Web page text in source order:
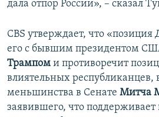
дала отпор России», – сказал
CBS утверждает, что «позиция
его с бывшим президентом
Трампом и противоречит
влиятельных республиканцев,
меньшинства в Сенате Митча
заявившего, что